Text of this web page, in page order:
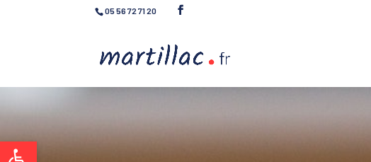
Ouvrir la barre d’outils
05 56 72 71 20